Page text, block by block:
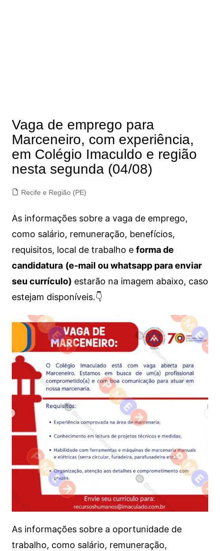
Vaga de emprego para
Marceneiro, com experiência,
em Colégio Imaculdo e região
nesta segunda (04/08)
Recife e Região (PE)
As informações sobre a vaga de emprego,
como salário, remuneração, benefícios,
requisitos, local de trabalho e forma de
candidatura (e-mail ou whatsapp para enviar
seu currículo) estarão na imagem abaixo, caso
estejam disponíveis.👇
As informações sobre a oportunidade de
trabalho, como salário, remuneração,